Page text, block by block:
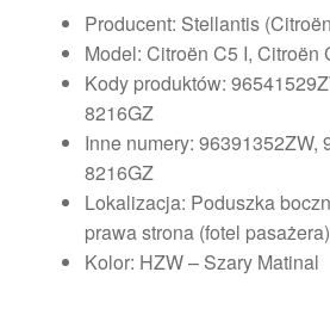
Producent: Stellantis
Model: Citroën C5 I, Citroën
Kody produktów:
8216GZ
Inne numery: 96391352ZW,
8216GZ
Lokalizacja: Poduszka
prawa strona (fotel pasażera)
Kolor: HZW – Szary Matinal